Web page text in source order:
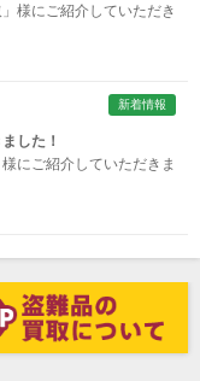
ティスト)
様にご紹介していただき
新着情報
した！
にご紹介していただきま